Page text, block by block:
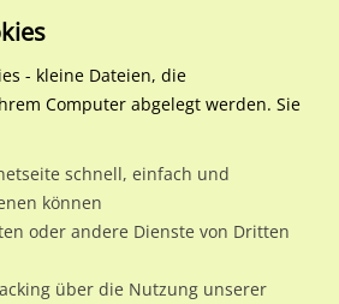
Baden-Württemberg
Karlsruhe, Stadt
Am Zinken 1/Grabener
76149 / Karlsruhe, Stadt / Neureut
- kleine Dateien, die
Computer abgelegt werden. Sie
schnell, einfach und
können
oder andere Dienste von Dritten
über die Nutzung unserer